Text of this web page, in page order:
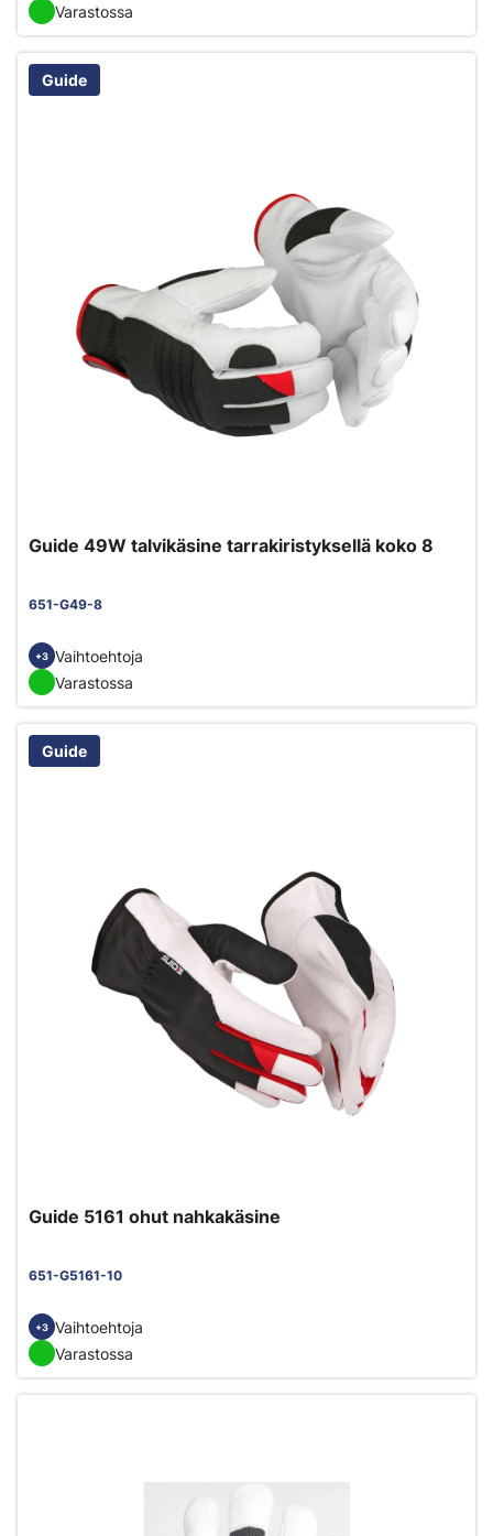
Varastossa
Guide
Guide 49W talvikäsine tarrakiristyksellä koko 8
651-G49-8
+3 Vaihtoehtoja
Varastossa
Guide
Guide 5161 ohut nahkakäsine
651-G5161-10
+3 Vaihtoehtoja
Varastossa